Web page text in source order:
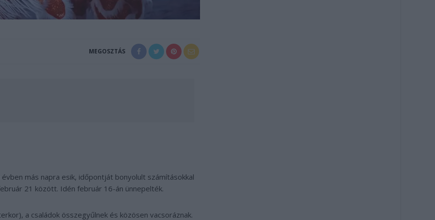
MEGOSZTÁS
más napra esik, időpontját bonyolult számításokkal
21 között. Idén február 16-án ünnepelték.
a családok összegyűlnek és közösen vacsoráznak.